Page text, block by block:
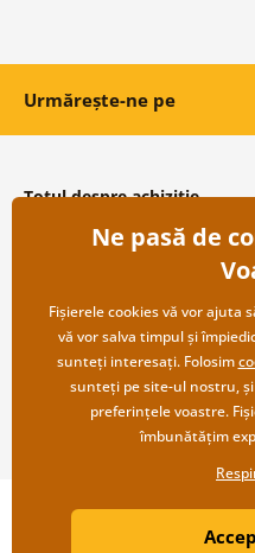
Urmărește-ne pe
Totul despre achiziție
Condiții și termeni generali
Protecția datelor personale
Transport și modalități de plată
Returnare
Copyright
Litvanyi.sk|
Ne pasă de
Fișierele cookies vă vor ajuta
vă vor salva timpul și
sunteți interesați. Folosim
sunteți pe site-ul nostru,
preferințele voastre.
îmbunătățim